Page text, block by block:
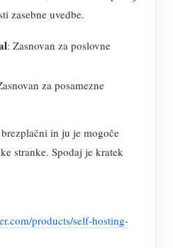
in simulacijo energije
grelnika
nadzor
zasebne uvedbe.
: Zasnovan za poslovne
za posamezne
in ju je mogoče
stranke. Spodaj je kratek
products/self-hosting-